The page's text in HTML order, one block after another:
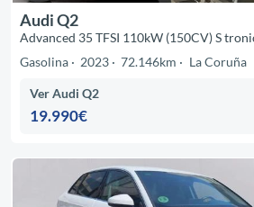
Audi Q2
Advanced 35 TFSI 110kW (150CV) S
Gasolina
2023 72.146km La Coruña
Ver Audi Q2
19.990€